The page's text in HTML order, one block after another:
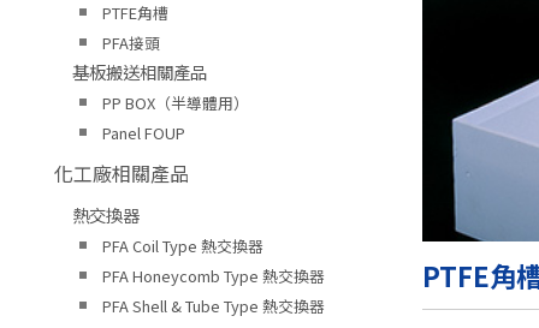
PTFE角槽
PFA接頭
基板搬送相關產品
PP BOX（半導體用）
Panel FOUP
化工廠相關產品
熱交換器
PFA Coil Type 熱交換器
PFA Honeycomb Type 熱交換器
PFA Shell & Tube Type 熱交換器
PTFE角